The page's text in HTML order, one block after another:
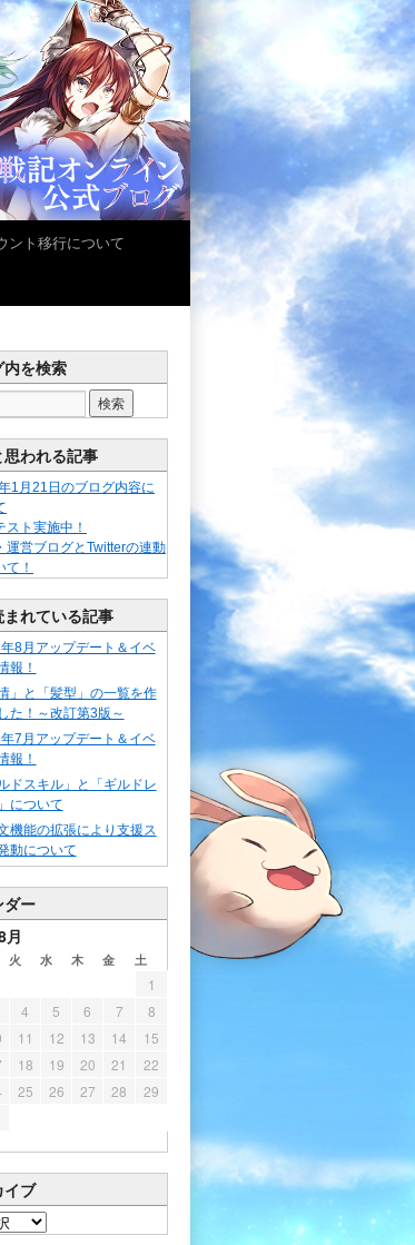
ント移行について
内を検索
われる記事
1月21日のブログ内容に
スト実施中！
運営ブログとTwitterの連動
て！
まれている記事
8月アップデート＆イベ
報！
情」と「髪型」の一覧を作
た！～改訂第3版～
7月アップデート＆イベ
報！
ルドスキル」と「ギルドレ
について
機能の拡張により支援ス
動について
ダー
月
火 水 木 金 土
1
4 5 6 7
8
11 12 13 14
15
18 19 20 21
22
25 26 27 28
29
イブ